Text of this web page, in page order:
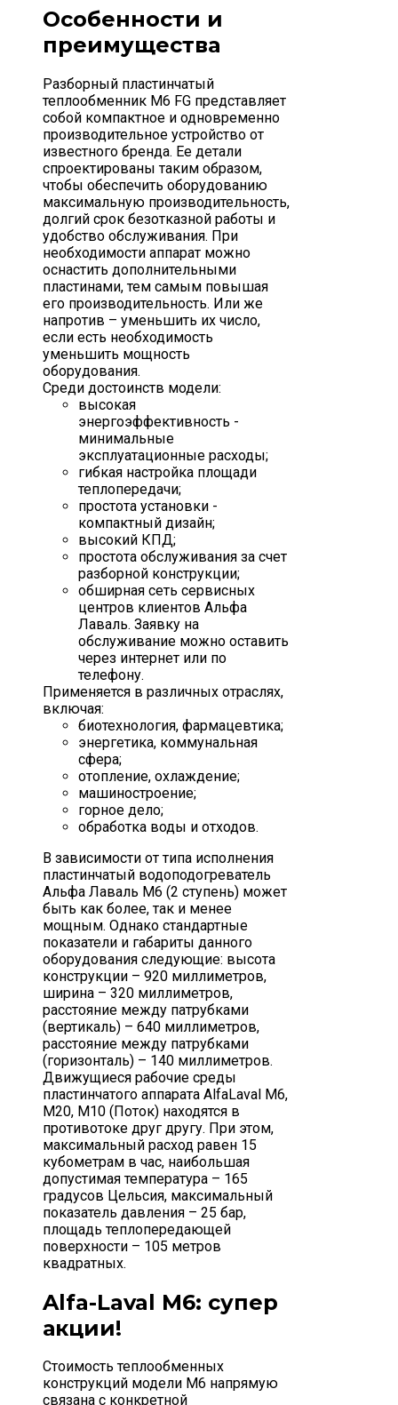
Особенности и
преимущества
Разборный пластинчатый
теплообменник M6 FG представляет
собой компактное и одновременно
производительное устройство от
известного бренда. Ее детали
спроектированы таким образом,
чтобы обеспечить оборудованию
максимальную производительность,
долгий срок безотказной работы и
удобство обслуживания. При
необходимости аппарат можно
оснастить дополнительными
пластинами, тем самым повышая
его производительность. Или же
напротив – уменьшить их число,
если есть необходимость
уменьшить мощность
оборудования.
Среди достоинств модели:
высокая
энергоэффективность -
минимальные
эксплуатационные расходы;
гибкая настройка площади
теплопередачи;
простота установки -
компактный дизайн;
высокий КПД;
простота обслуживания за счет
разборной конструкции;
обширная сеть сервисных
центров клиентов Альфа
Лаваль. Заявку на
обслуживание можно оставить
через интернет или по
телефону.
Применяется в различных отраслях,
включая:
биотехнология, фармацевтика;
энергетика, коммунальная
сфера;
отопление, охлаждение;
машиностроение;
горное дело;
обработка воды и отходов.
В зависимости от типа исполнения
пластинчатый водоподогреватель
Альфа Лаваль М6 (2 ступень) может
быть как более, так и менее
мощным. Однако стандартные
показатели и габариты данного
оборудования следующие: высота
конструкции – 920 миллиметров,
ширина – 320 миллиметров,
расстояние между патрубками
(вертикаль) – 640 миллиметров,
расстояние между патрубками
(горизонталь) – 140 миллиметров.
Движущиеся рабочие среды
пластинчатого аппарата AlfaLaval M6,
M20, M10 (Поток) находятся в
противотоке друг другу. При этом,
максимальный расход равен 15
кубометрам в час, наибольшая
допустимая температура – 165
градусов Цельсия, максимальный
показатель давления – 25 бар,
площадь теплопередающей
поверхности – 105 метров
квадратных.
Alfa-Laval M6: супер
акции!
Стоимость теплообменных
конструкций модели M6 напрямую
связана с конкретной